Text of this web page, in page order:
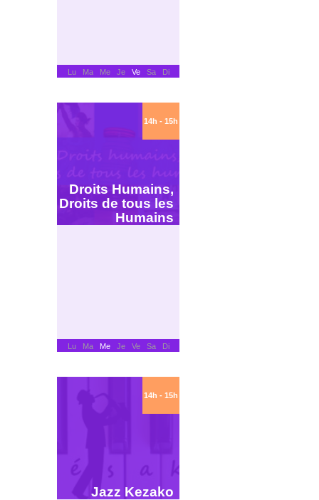
Lu Ma Me Je VeSa Di
14h - 15h
Droits Humains,
Droits de tous les
Humains
Lu Ma MeJe Ve Sa Di
14h - 15h
Jazz Kezako